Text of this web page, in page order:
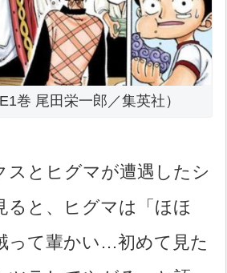
巻 尾田栄一郎／集英社）
スとヒグマが遭遇したシ
ると、ヒグマは「ほほ
って輩かい…初めて見た